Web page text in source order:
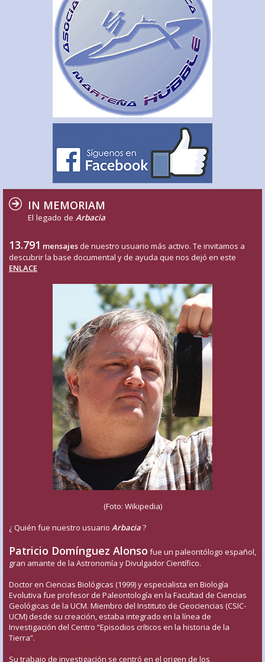
IN MEMORIAM
El legado de Arbacia
13.791 mensajes de nuestro usuario más activo. Te invitamos a
descubrir la base documental y de ayuda que nos dejó en este
ENLACE
(Foto: Wikipedia)
¿ Quién fue nuestro usuario Arbacia?
Patricio Domínguez Alonso fue un paleontólogo español,
gran amante de la Astronomía y Divulgador Científico.
Doctor en Ciencias Biológicas (1999) y especialista en Biología
Evolutiva fue profesor de Paleontología en la Facultad de Ciencias
Geológicas de la UCM. Miembro del Instituto de Geociencias (CSIC-
UCM) desde su creación, estaba integrado en la línea de
Investigación del Centro “Episodios críticos en la historia de la
Tierra”.
Su trabajo de investigación se centró en el origen de los